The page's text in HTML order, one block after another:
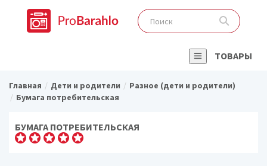
ТОВАРЫ
Главная Дети и родители
Разное (дети и родители)
Бумага потребительская
БУМАГА ПОТРЕБИТЕЛЬСКАЯ